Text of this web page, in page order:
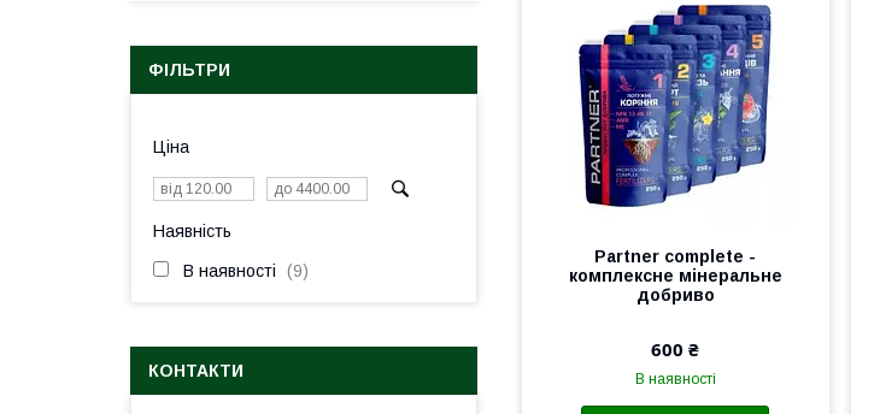
Partner complete -
комплексне мінеральне
добриво
600 ₴
В наявності
ФІЛЬТРИ
Ціна
Наявність
В наявності 9
КОНТАКТИ